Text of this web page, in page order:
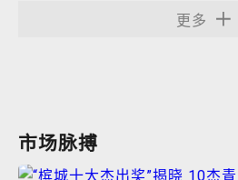
更多
市场脉搏